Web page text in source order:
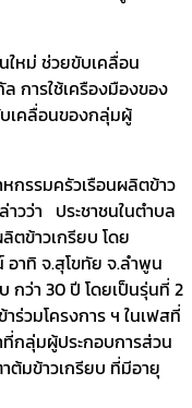
หม่ ช่วยขับเคลื่อน
การใช้เครืองมืองของ
เคลื่อนของกลุ่มผู้
กรรมครัวเรือนผลิตข้าว
วว่า ประชาชนในตำบล
ตข้าวเกรียบ โดย
อาทิ จ.สุโขทัย จ.ลำพูน
กว่า 30 ปี โดยเป็นรุ่นที่ 2
ร่วมโครงการ ฯ ในเฟสที่
กลุ่มผู้ประกอบการส่วน
ต้มข้าวเกรียบ ที่มีอายุ